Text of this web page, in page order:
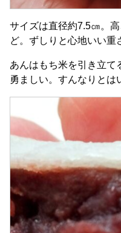
サイズは直径約7.5㎝。
ど。ずしりと心地いい重
あんはもち米を引き立て
勇ましい。すんなりとは